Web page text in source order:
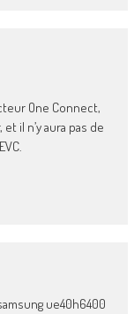
One Connect,
il n’y aura pas de
ue40h6400